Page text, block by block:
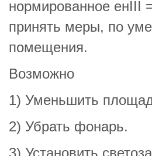
нормированное eнIII
принять меры, по
помещения.
Возможно
1) Уменьшить
2) Убрать фонарь.